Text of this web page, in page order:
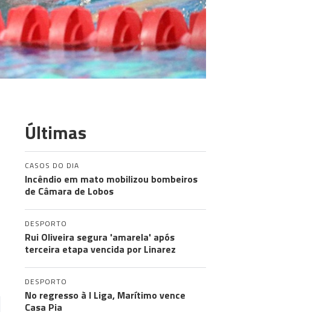
Últimas
CASOS DO DIA
Incêndio em mato mobilizou bombeiros
de Câmara de Lobos
DESPORTO
Rui Oliveira segura 'amarela' após
terceira etapa vencida por Linarez
DESPORTO
No regresso à I Liga, Marítimo vence
Casa Pia